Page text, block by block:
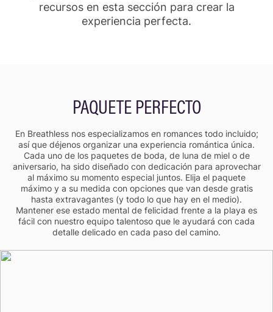
recursos en esta sección para crear la
experiencia perfecta.
PAQUETE PERFECTO
En Breathless nos especializamos en romances todo incluido;
así que déjenos organizar una experiencia romántica única.
Cada uno de los paquetes de boda, de luna de miel o de
aniversario, ha sido diseñado con dedicación para aprovechar
al máximo su momento especial juntos. Elija el paquete
máximo y a su medida con opciones que van desde gratis
hasta extravagantes (y todo lo que hay en el medio).
Mantener ese estado mental de felicidad frente a la playa es
fácil con nuestro equipo talentoso que le ayudará con cada
detalle delicado en cada paso del camino.